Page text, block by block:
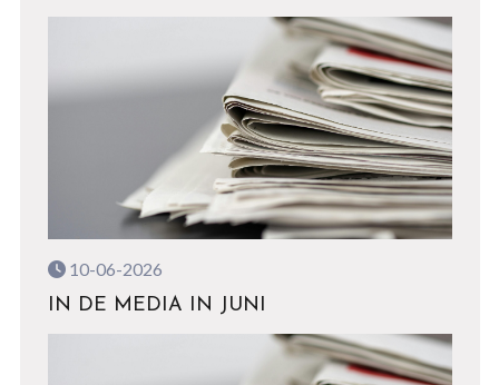
10-06-2026
IN DE MEDIA IN JUNI